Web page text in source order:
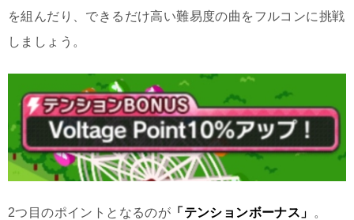
を組んだり、できるだけ高い難易度の曲をフルコンに挑戦
しましょう。
2つ目のポイントとなるのが 「テンションボーナス」 。